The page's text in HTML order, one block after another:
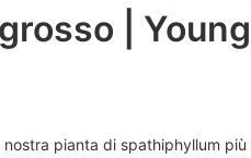
|
pianta di spathiphyllum